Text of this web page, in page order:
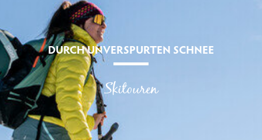
DURCH UNVERSPURTEN SCHNEE
Skitouren